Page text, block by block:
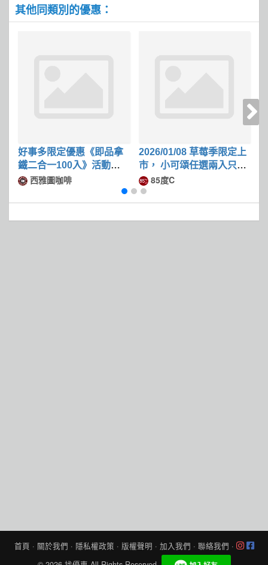
其他同類別的優惠：
好事多限定優惠《即品拿
鐵二合一100入》活動期
間 現折 $140元
西雅圖咖啡
2026/01/08 草莓季限定上
市， 小可頌任選兩入只要
89 元
85度C
首頁 · 關於我們 · 隱私權政策 · 版權聲明 · 加入我們 · 聯絡我們 ·